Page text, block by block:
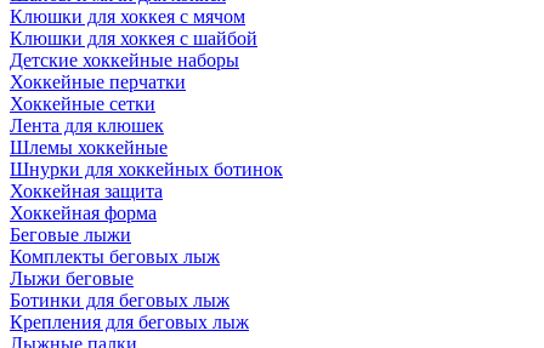
Клюшки для хоккея с мячом
Клюшки для хоккея с шайбой
Детские хоккейные наборы
Хоккейные перчатки
Хоккейные сетки
Лента для клюшек
Шлемы хоккейные
Шнурки для хоккейных ботинок
Хоккейная защита
Хоккейная форма
Беговые лыжи
Комплекты беговых лыж
Лыжи беговые
Ботинки для беговых лыж
Крепления для беговых лыж
Лыжные палки